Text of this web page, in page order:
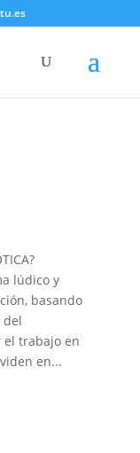
lúdico y
basando
del
el trabajo en
en...